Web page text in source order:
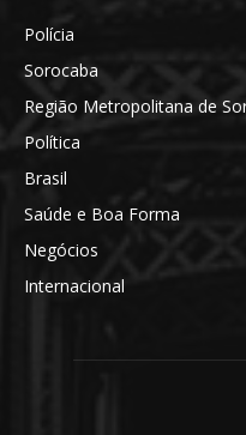
Polícia
Sorocaba
Região Metropolitana de
Política
Brasil
Saúde e Boa Forma
Negócios
Internacional